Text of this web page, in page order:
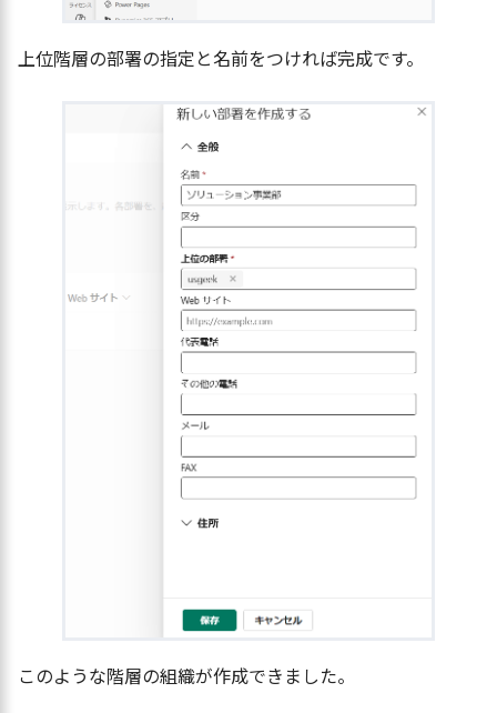
上位階層の部署の指定と名前をつければ完成です。
このような階層の組織が作成できました。